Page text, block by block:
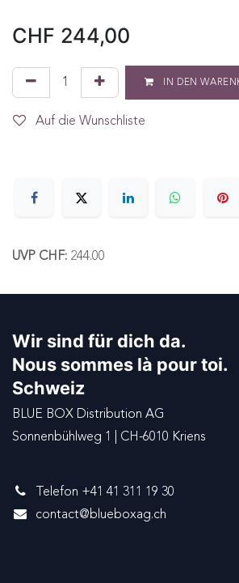
CHF 244,00
IN DEN
Auf die Wunschliste
UVP CHF: 244.00
Wir sind für dich da.
Nous sommes là pour toi.
Schweiz
BLUE BOX Distribution AG
Sonnenbühlweg 1 | CH-6010 Kriens
Telefon +41 41 311 19 30
contact@blueboxag.ch